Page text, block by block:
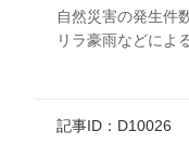
自然災害の発生件
リラ豪雨などによ
記事ID：D10026